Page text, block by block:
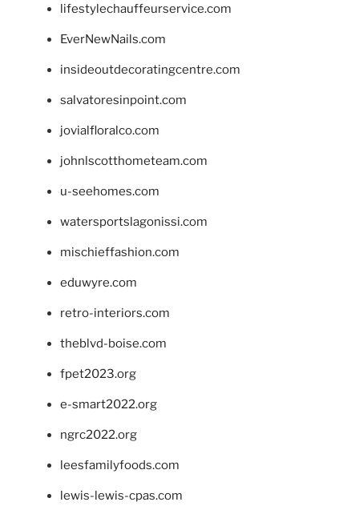
lifestylechauffeurservice.com
EverNewNails.com
insideoutdecoratingcentre.com
salvatoresinpoint.com
jovialfloralco.com
johnlscotthometeam.com
u-seehomes.com
watersportslagonissi.com
mischieffashion.com
eduwyre.com
retro-interiors.com
theblvd-boise.com
fpet2023.org
e-smart2022.org
ngrc2022.org
leesfamilyfoods.com
lewis-lewis-cpas.com